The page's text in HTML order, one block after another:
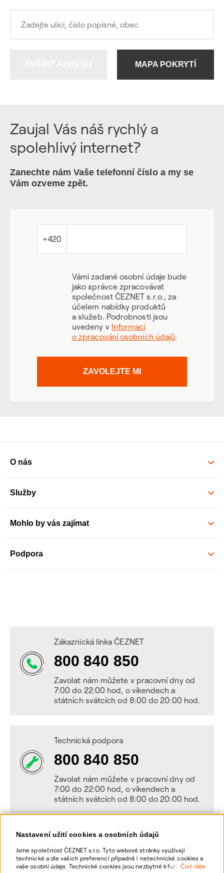
Nastavení užití cookies a osobních údajů
Jsme společnost ČEZNET s.r.o. Tyto webové stránky využívají
technické a dle vašich preferencí případně i netechnické cookies a
vaše osobní údaje. Technické cookies jsou nezbytné k fungování
Číst dále
MAPA POKRYTÍ
Zaujal Vás náš rychlý a
spolehlivý internet?
Zanechte nám Vaše telefonní číslo a my se
Vám ozveme zpět.
+420
Vámi zadané osobní údaje bude
jako správce zpracovávat
společnost ČEZNET s.r.o., za
účelem nabídky produktů
a služeb. Podrobnosti jsou
uvedeny v Informaci
o zpracování osobních údajů.
ZAVOLEJTE MI
O nás
Služby
Mohlo by vás zajímat
Podpora
Zákaznická linka ČEZNET
800 840 850
Zavolat nám můžete v pracovní dny od
7:00 do 22:00 hod, o víkendech a
státních svátcích od 8:00 do 20:00 hod.
Technická podpora
800 840 850
Zavolat nám můžete v pracovní dny od
7:00 do 22:00 hod, o víkendech a
státních svátcích od 8:00 do 20:00 hod.
Napište nám
POSLAT VZKAZ